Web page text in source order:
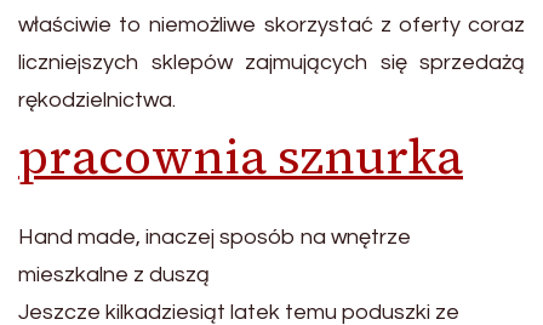
właściwie to niemożliwe skorzystać z oferty coraz
liczniejszych sklepów zajmujących się sprzedażą
rękodzielnictwa.
pracownia sznurka
Hand made, inaczej sposób na wnętrze
mieszkalne z duszą
Jeszcze kilkadziesiąt latek temu poduszki ze